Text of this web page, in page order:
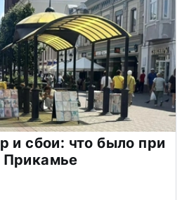
и сбои: что было при